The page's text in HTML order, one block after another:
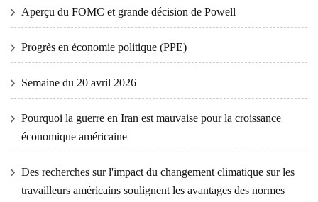
Aperçu du FOMC et grande décision de Powell
Progrès en économie politique (PPE)
Semaine du 20 avril 2026
Pourquoi la guerre en Iran est mauvaise pour la croissance
économique américaine
Des recherches sur l'impact du changement climatique sur les
travailleurs américains soulignent les avantages des normes